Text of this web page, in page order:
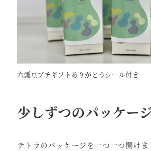
六瓢豆プチギフトありがとうシール付き
少しずつのパッケー
テトラのパッケージを一つ一つ開けま